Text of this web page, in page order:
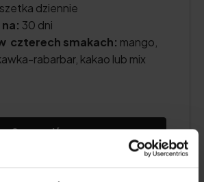
dziennie
30 dni
czterech smakach: mango,
rabarbar, kakao lub mix
Sprawdź cenę